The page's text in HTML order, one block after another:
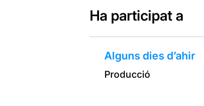
Ha participat a
Alguns dies d’ahir
Producció